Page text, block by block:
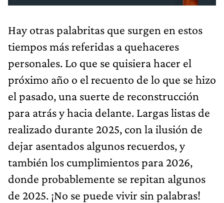
Hay otras palabritas que surgen en estos
tiempos más referidas a quehaceres
personales. Lo que se quisiera hacer el
próximo año o el recuento de lo que se hizo
el pasado, una suerte de reconstrucción
para atrás y hacia delante. Largas listas de
realizado durante 2025, con la ilusión de
dejar asentados algunos recuerdos, y
también los cumplimientos para 2026,
donde probablemente se repitan algunos
de 2025. ¡No se puede vivir sin palabras!